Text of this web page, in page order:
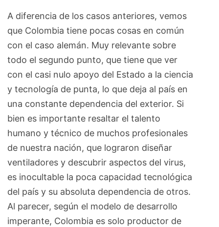
A diferencia de los casos anteriores, vemos
que Colombia tiene pocas cosas en común
con el caso alemán. Muy relevante sobre
todo el segundo punto, que tiene que ver
con el casi nulo apoyo del Estado a la ciencia
y tecnología de punta, lo que deja al país en
una constante dependencia del exterior. Si
bien es importante resaltar el talento
humano y técnico de muchos profesionales
de nuestra nación, que lograron diseñar
ventiladores y descubrir aspectos del virus,
es inocultable la poca capacidad tecnológica
del país y su absoluta dependencia de otros.
Al parecer, según el modelo de desarrollo
imperante, Colombia es solo productor de